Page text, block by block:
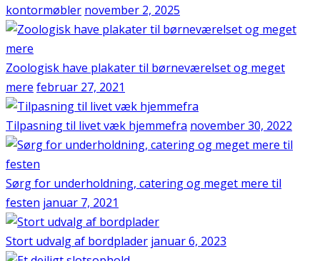
kontormøbler november 2, 2025
Zoologisk have plakater til børneværelset og meget
mere februar 27, 2021
Tilpasning til livet væk hjemmefra november 30, 2022
Sørg for underholdning, catering og meget mere til
festen januar 7, 2021
Stort udvalg af bordplader januar 6, 2023